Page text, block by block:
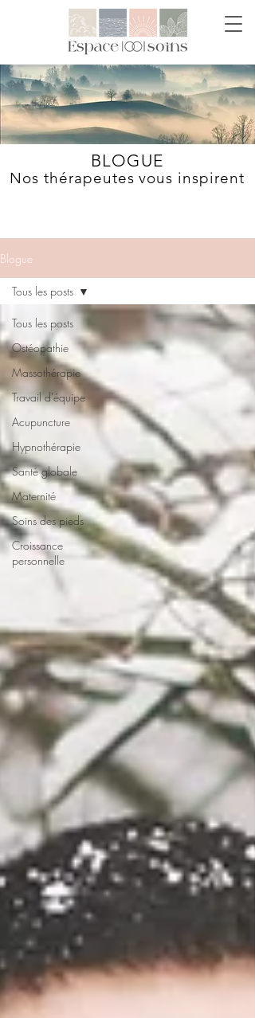
BLOGUE
Nos thérapeutes vous inspirent
Blogue
Tous les posts
Ostéopathie
Massothérapie
Travail d'équipe
Acupuncture
Hypnothérapie
Santé globale
Maternité
Soins des pieds
Croissance
personnelle
Tous les posts